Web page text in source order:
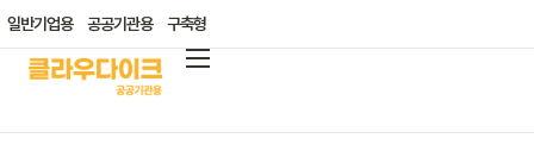
일반기업용 공공기관용 구축형